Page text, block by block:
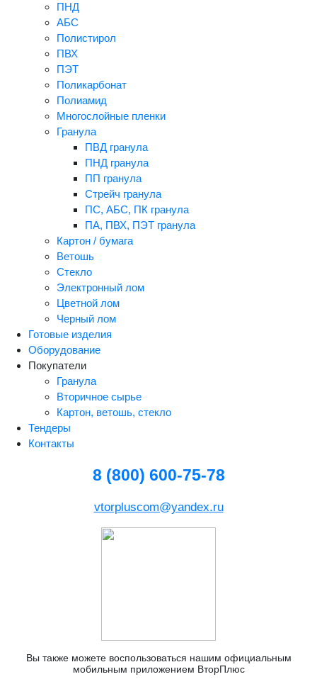
ПНД
АБС
Полистирол
ПВХ
ПЭТ
Поликарбонат
Полиамид
Многослойные пленки
Гранула
ПВД гранула
ПНД гранула
ПП гранула
Стрейч гранула
ПС, АБС, ПК гранула
ПА, ПВХ, ПЭТ гранула
Картон / бумага
Ветошь
Стекло
Электронный лом
Цветной лом
Черный лом
Готовые изделия
Оборудование
Покупатели
Гранула
Вторичное сырье
Картон, ветошь, стекло
Тендеры
Контакты
8 (800) 600-75-78
vtorpluscom@yandex.ru
Вы также можете воспользоваться нашим официальным
мобильным приложением ВторПлюс